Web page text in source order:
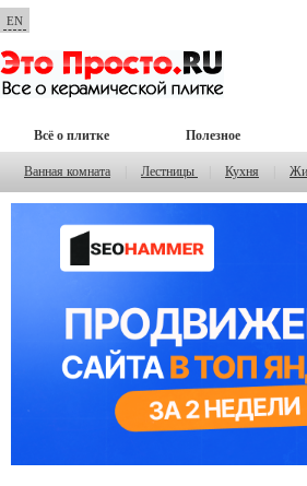
EN
Всё о плитке Полезное
Ванная комната Лестницы Кухня